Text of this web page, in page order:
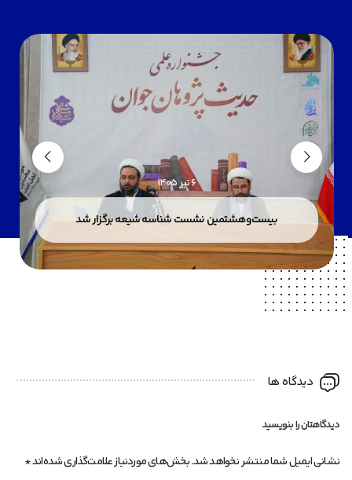
6 تیر 1405
بیست‌وهشتمین نشست شناسه شیعه برگزار شد
دیدگاه ها
دیدگاهتان را بنویسید
نشانی ایمیل شما منتشر نخواهد شد.بخش‌های موردنیاز علامت‌گذاری شده‌اند*